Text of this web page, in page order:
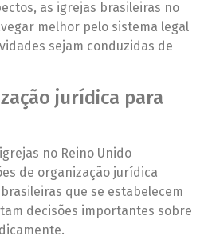
as igrejas brasileiras no
melhor pelo sistema legal
sejam conduzidas de
jurídica para
no Reino Unido
de organização jurídica
que se estabelecem
decisões importantes sobre